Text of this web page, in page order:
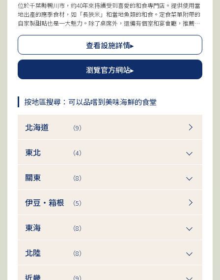
位於千葉縣鴨川市，約40年來持續受到喜愛的和食專門店。提供使用當
地出產的應季食材，如「長狹米」和當地魚類的和食。定食菜單附帶的
自家製甜點也是一大魅力。除了桌席外，還備有個室和宴會廳，推薦給
查看設施詳情▸
瀏覽官方網站▸
按地區搜尋：可以品嚐到美味海鮮的食堂
北海道 （9）
東北 （4）
關東 （8）
伊豆・箱根 （5）
東海 （8）
北陸 （8）
近畿 （9）